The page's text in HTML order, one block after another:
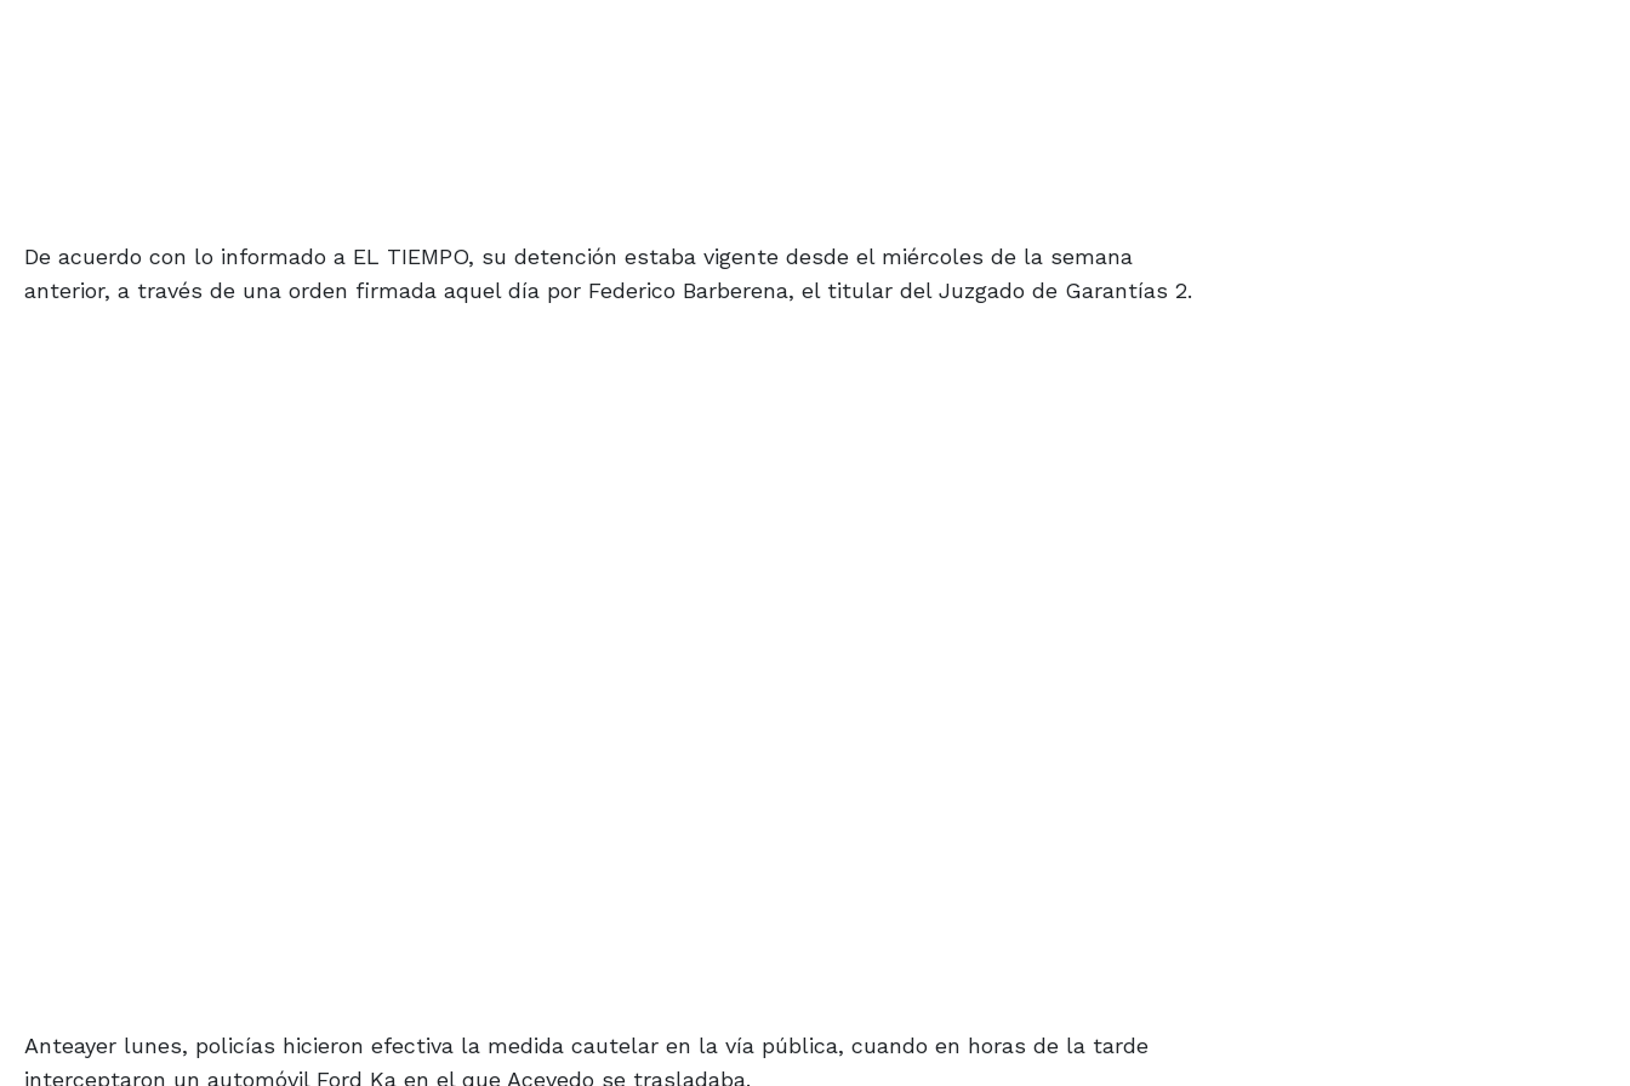
De acuerdo con lo informado a EL TIEMPO, su detención estaba vigente desde el miércoles de la semana
anterior, a través de una orden firmada aquel día por Federico Barberena, el titular del Juzgado de Garantías 2.
Anteayer lunes, policías hicieron efectiva la medida cautelar en la vía pública, cuando en horas de la tarde
interceptaron un automóvil Ford Ka en el que Acevedo se trasladaba.